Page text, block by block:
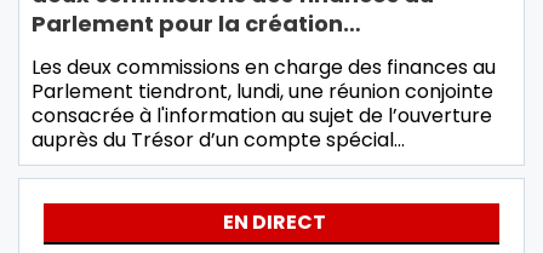
Parlement pour la création…
Les deux commissions en charge des finances au
Parlement tiendront, lundi, une réunion conjointe
consacrée à l'information au sujet de l’ouverture
auprès du Trésor d’un compte spécial…
EN DIRECT